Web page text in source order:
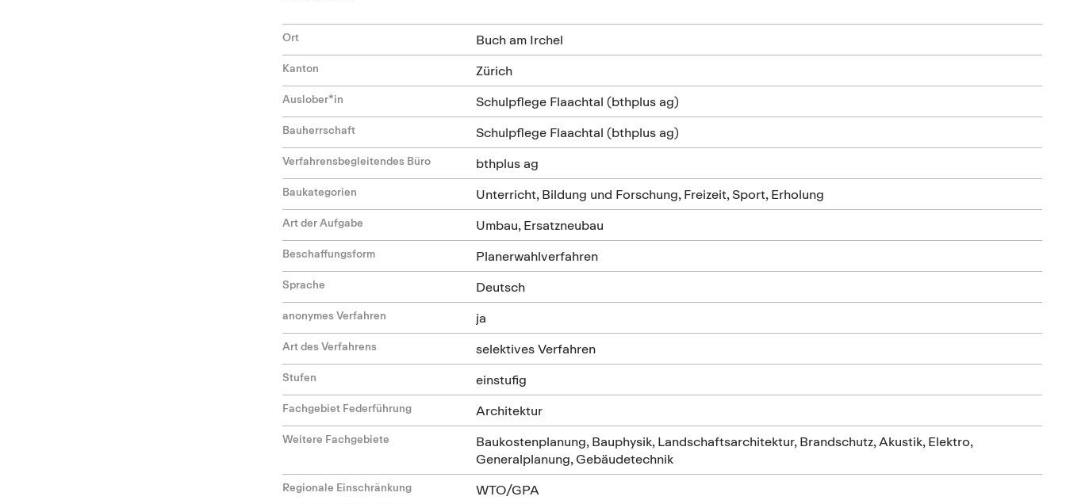
Ort Buch am Irchel
Kanton Zürich
Auslober*in Schulpflege Flaachtal (bthplus ag)
Bauherrschaft Schulpflege Flaachtal (bthplus ag)
Verfahrensbegleitendes Büro bthplus ag
Baukategorien Unterricht, Bildung und Forschung, Freizeit, Sport, Erholung
Art der Aufgabe Umbau, Ersatzneubau
Beschaffungsform Planerwahlverfahren
Sprache Deutsch
anonymes Verfahren ja
Art des Verfahrens selektives Verfahren
Stufen einstufig
Fachgebiet Federführung Architektur
Weitere Fachgebiete
Baukostenplanung, Bauphysik, Landschaftsarchitektur, Brandschutz, Akustik, Elektro,
Generalplanung, Gebäudetechnik
Regionale Einschränkung WTO/GPA